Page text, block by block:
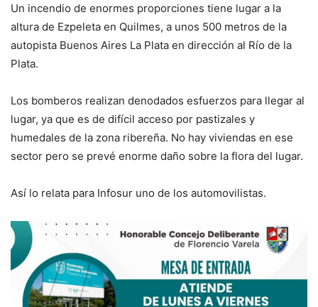
Un incendio de enormes proporciones tiene lugar a la
altura de Ezpeleta en Quilmes, a unos 500 metros de la
autopista Buenos Aires La Plata en dirección al Río de la
Plata.
Los bomberos realizan denodados esfuerzos para llegar al
lugar, ya que es de difícil acceso por pastizales y
humedales de la zona ribereña. No hay viviendas en ese
sector pero se prevé enorme daño sobre la flora del lugar.
Así lo relata para Infosur uno de los automovilistas.